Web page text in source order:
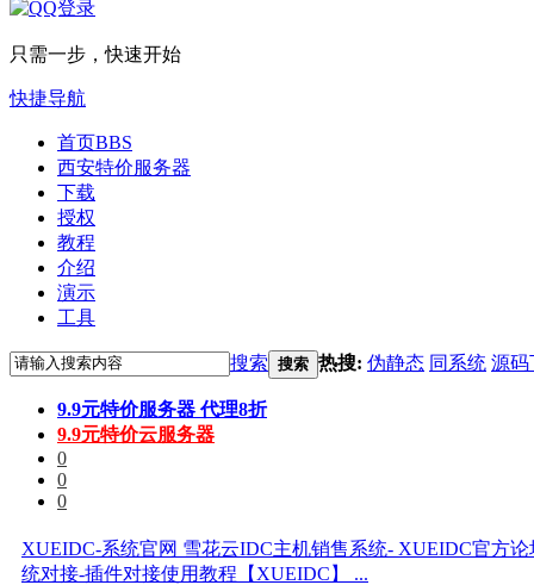
只需一步，快速开始
快捷导航
首页BBS
西安特价服务器
下载
授权
教程
介绍
演示
工具
搜索 搜索 热搜: 伪静态 同系统 源码
9.9元特价服务器 代理8折
9.9元特价云服务器
0
0
0
XUEIDC-系统官网 雪花云IDC主机销售系统- XUEIDC官方
统对接-插件对接使用教程【XUEIDC】 ...